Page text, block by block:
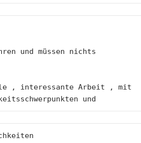
und müssen nichts
, interessante Arbeit , mit
und